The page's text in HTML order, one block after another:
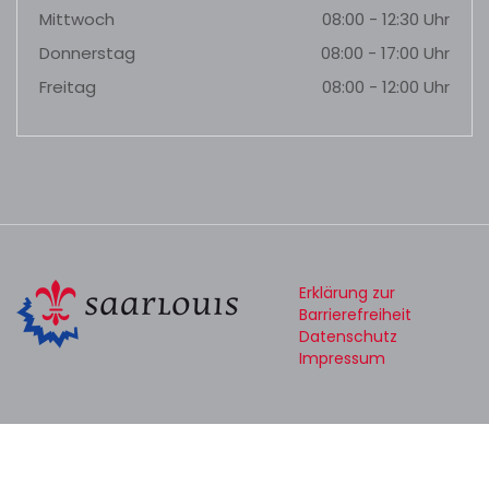
Mittwoch
08:00 - 12:30 Uhr
Donnerstag
08:00 - 17:00 Uhr
Freitag
08:00 - 12:00 Uhr
Erklärung zur
Barrierefreiheit
Datenschutz
Impressum